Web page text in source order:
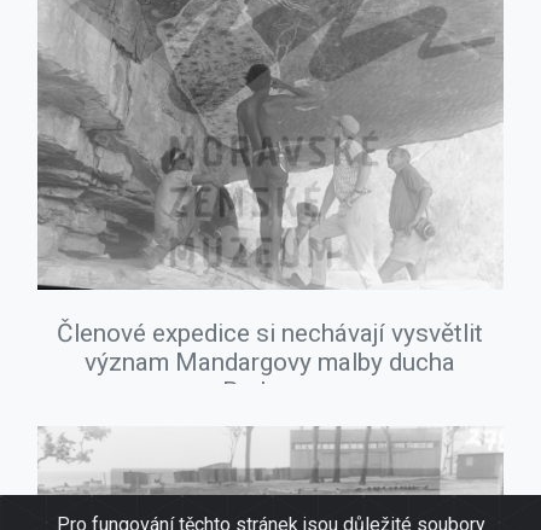
Pro fungování těchto stránek jsou důležité soubory
Členové expedice si nechávají vysvětlit
význam Mandargovy malby ducha
Burlunga